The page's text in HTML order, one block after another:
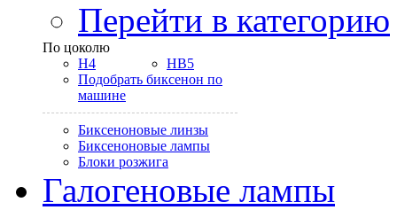
Перейти в категорию
По цоколю
H4
HB5
Подобрать биксенон по
машине
Биксеноновые линзы
Биксеноновые лампы
Блоки розжига
Галогеновые лампы